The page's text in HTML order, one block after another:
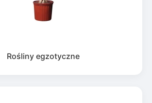
Rośliny egzotyczne